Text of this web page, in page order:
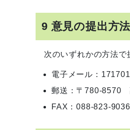
9 意見の提出方法
次のいずれかの方法で
電子メール：
郵送：〒780-8570
FAX：088-823-9036